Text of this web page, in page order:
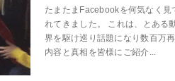
たまたまFacebookを何気なく
れてきました。 これは、とある
界を駆け巡り話題になり数百万
内容と真相を皆様にご紹介...